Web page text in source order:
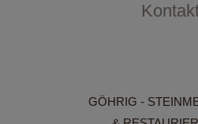
GÖHRIG -